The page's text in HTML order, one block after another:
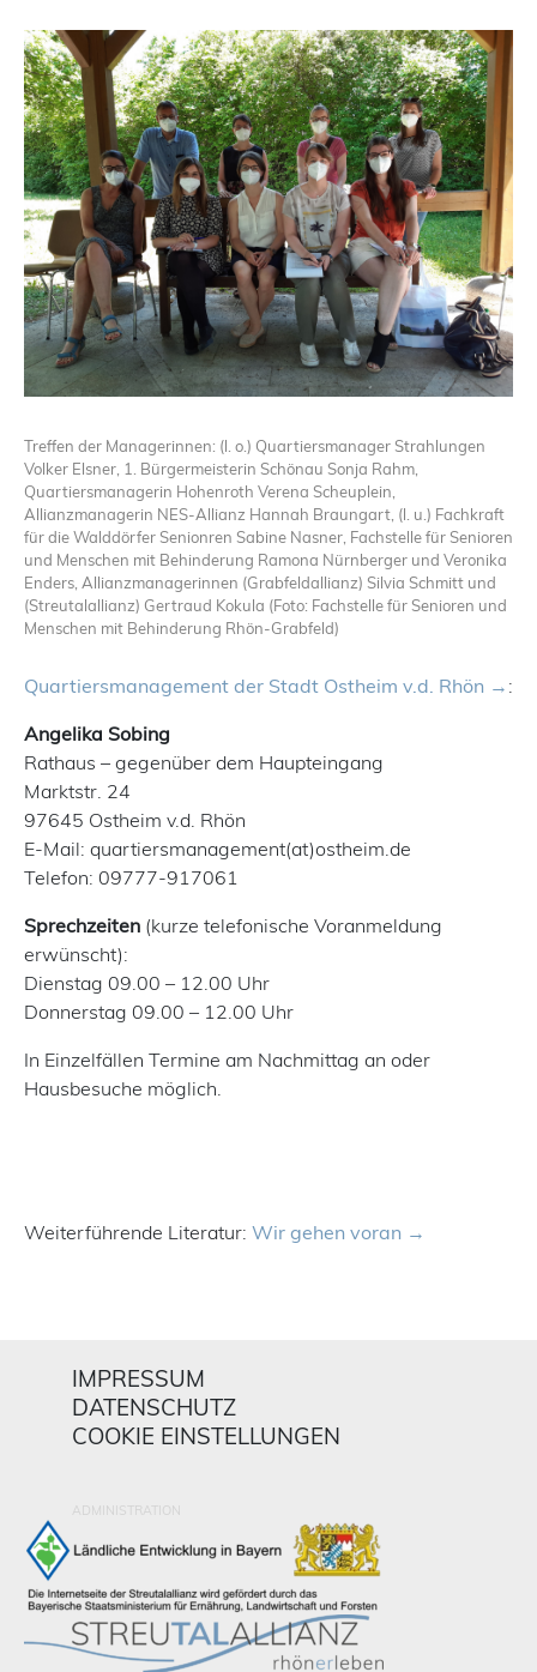
Treffen der Managerinnen: (l. o.) Quartiersmanager Strahlungen
Volker Elsner, 1. Bürgermeisterin Schönau Sonja Rahm,
Quartiersmanagerin Hohenroth Verena Scheuplein,
Allianzmanagerin NES-Allianz Hannah Braungart, (l. u.) Fachkraft
für die Walddörfer Senionren Sabine Nasner, Fachstelle für Senioren
und Menschen mit Behinderung Ramona Nürnberger und Veronika
Enders, Allianzmanagerinnen (Grabfeldallianz) Silvia Schmitt und
(Streutalallianz) Gertraud Kokula (Foto: Fachstelle für Senioren und
Menschen mit Behinderung Rhön-Grabfeld)
Quartiersmanagement der Stadt Ostheim v.d. Rhön
:
Angelika Sobing
Rathaus – gegenüber dem Haupteingang
Marktstr. 24
97645 Ostheim v.d. Rhön
E-Mail: quartiersmanagement(at)ostheim.de
Telefon: 09777-917061
Sprechzeiten (kurze telefonische Voranmeldung
erwünscht):
Dienstag 09.00 – 12.00 Uhr
Donnerstag 09.00 – 12.00 Uhr
In Einzelfällen Termine am Nachmittag an oder
Hausbesuche möglich.
Weiterführende Literatur: Wir gehen voran
IMPRESSUM
DATENSCHUTZ
COOKIE EINSTELLUNGEN
ADMINISTRATION